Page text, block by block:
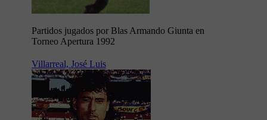
Partidos jugados por Blas Armando Giunta en
Torneo Apertura 1992
Villarreal, José Luis